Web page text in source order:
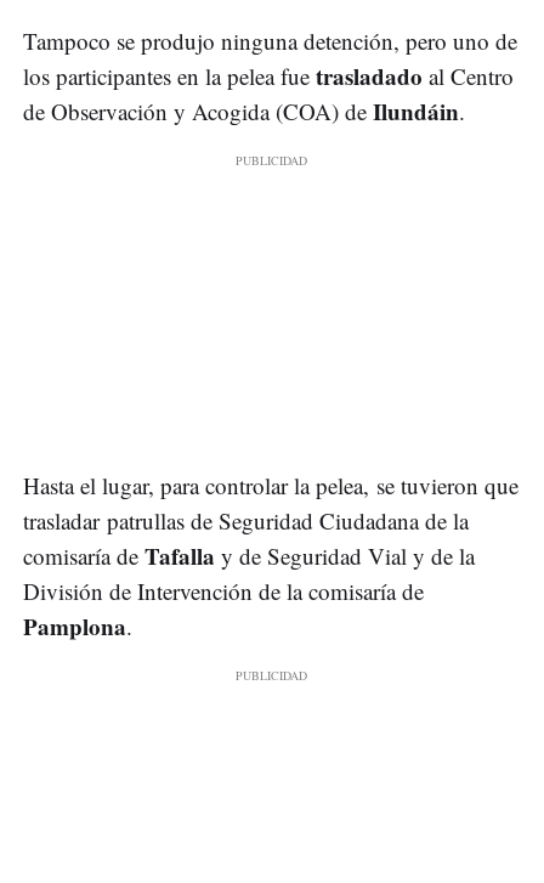
Tampoco se produjo ninguna detención, pero uno de
los participantes en la pelea fue trasladado al Centro
de Observación y Acogida (COA) de Ilundáin.
Hasta el lugar, para controlar la pelea, se tuvieron que
trasladar patrullas de Seguridad Ciudadana de la
comisaría de Tafalla y de Seguridad Vial y de la
División de Intervención de la comisaría de
Pamplona.